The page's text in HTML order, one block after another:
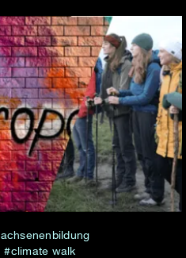
climate walk